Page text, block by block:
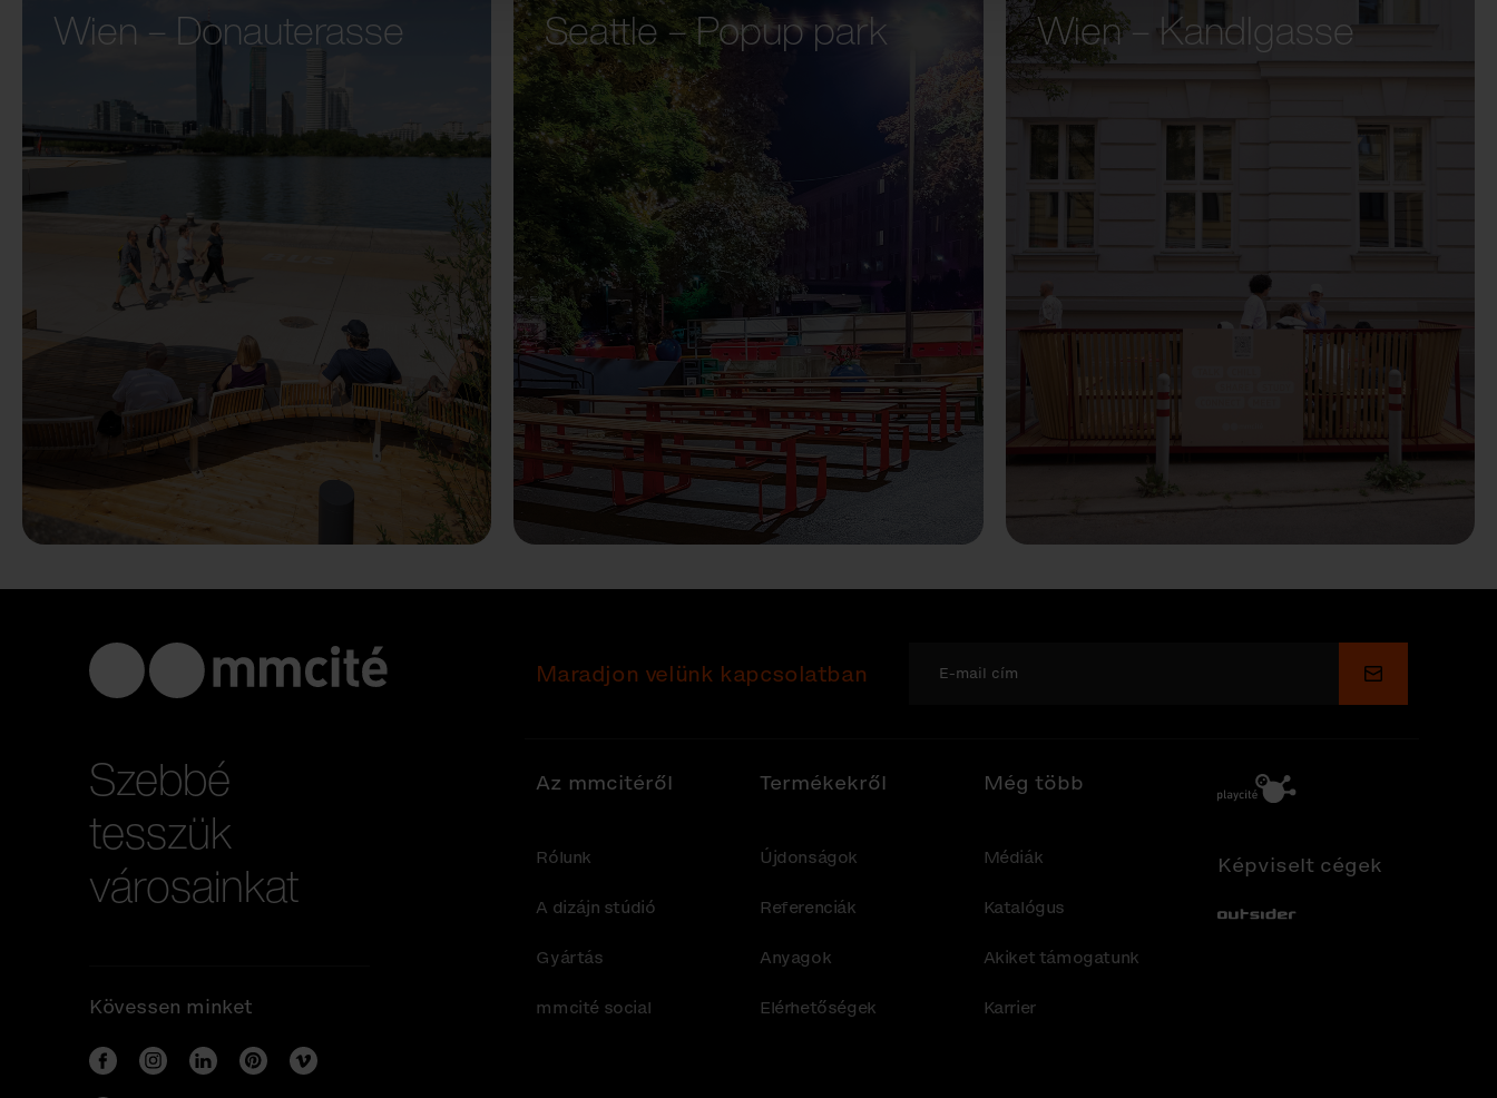
Wien – Donauterasse
Seattle – Popup park Wien – Kandlgasse
Szebbé
tesszük
városainkat
Kövessen minket
Maradjon velünk kapcsolatban Küldés
Az mmcitéről
Rólunk
A dizájn stúdió
Gyártás
mmcité social
Termékekről
Újdonságok
Referenciák
Anyagok
Elérhetőségek
Még több
Médiák
Katalógus
Akiket támogatunk
Karrier
Képviselt cégek
Out-Sider